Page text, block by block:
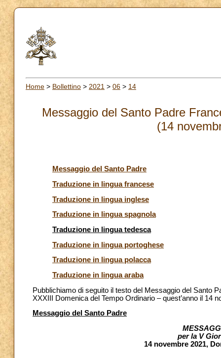
Home > Bollettino > 2021 > 06 > 14
Messaggio del Santo Padre
(14
Messaggio del Santo Padre
Traduzione in lingua francese
Traduzione in lingua inglese
Traduzione in lingua spagnola
Traduzione in lingua tedesca
Traduzione in lingua portoghese
Traduzione in lingua polacca
Traduzione in lingua araba
Pubblichiamo di seguito il testo del Messaggio del Santo
XXXIII Domenica del Tempo Ordinario – quest’anno il 14
Messaggio del Santo Padre
per la V
14 novembre 2021,